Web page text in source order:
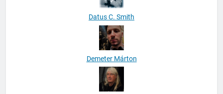
Datus C. Smith
Demeter Márton